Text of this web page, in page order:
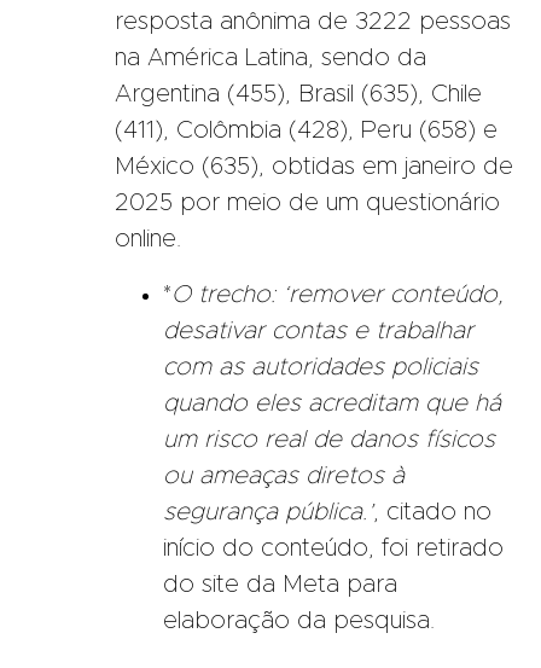
resposta anônima de 3222 pessoas
na América Latina, sendo da
Argentina (455), Brasil (635), Chile
(411), Colômbia (428), Peru (658) e
México (635), obtidas em janeiro de
2025 por meio de um questionário
online.
*O trecho: ‘remover conteúdo,
desativar contas e trabalhar
com as autoridades policiais
quando eles acreditam que há
um risco real de danos físicos
ou ameaças diretos à
segurança pública.’, citado no
início do conteúdo, foi retirado
do site da Meta para
elaboração da pesquisa.